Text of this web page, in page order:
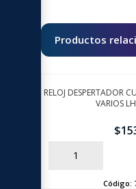
Productos
RELOJ DESPERTADOR
VARIOS
$
AÑADIR
Código: